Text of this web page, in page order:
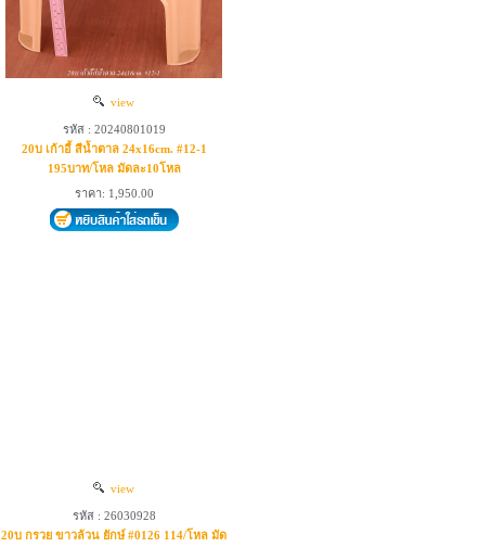
view
รหัส : 20240801019
20บ เก้าอี้ สีน้ำตาล 24x16cm. #12-1
195บาท/โหล มัดละ10โหล
ราคา: 1,950.00
view
รหัส : 26030928
20บ กรวย ขาวล้วน ยักษ์ #0126 114/โหล มัด